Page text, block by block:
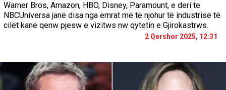
Warner Bros, Amazon, HBO, Disney, Paramount, e deri te
NBCUniversa janë disa nga emrat më të njohur të industrisë të
cilët kanë qenw pjesw e vizitws nw qytetin e Gjirokastrws.
2 Qershor 2025, 12:31